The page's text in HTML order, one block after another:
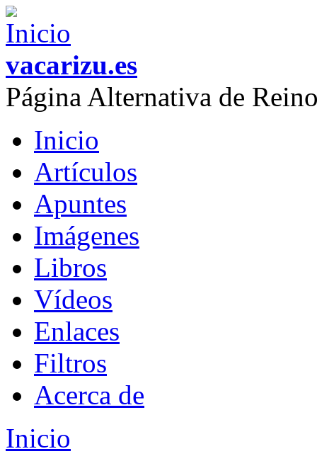
Skip to main content
vacarizu.es
Página Alternativa de
Main menu
Inicio
Artículos
Apuntes
Imágenes
Libros
Vídeos
Enlaces
Filtros
Acerca de
You are here
Inicio